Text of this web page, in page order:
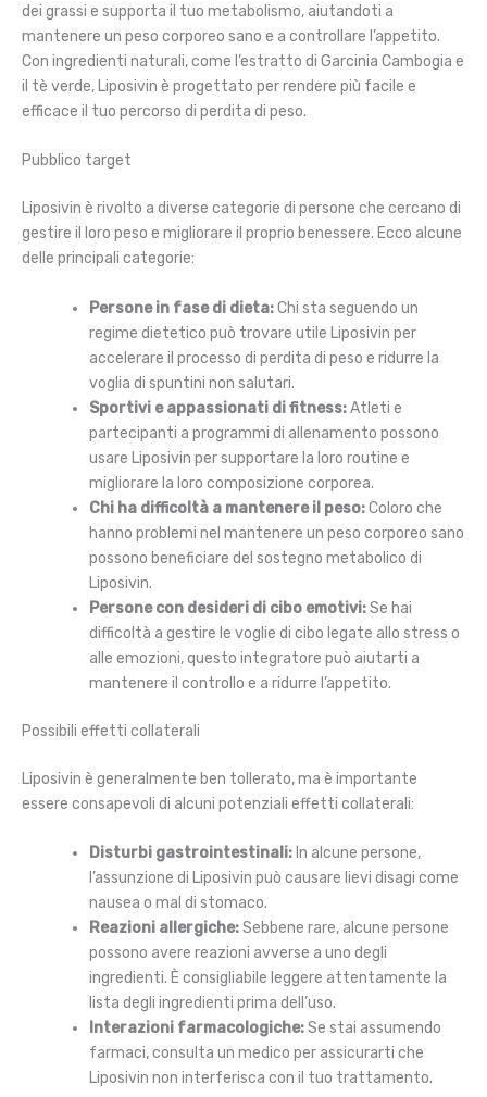
dei grassi e supporta il tuo metabolismo, aiutandoti a
mantenere un peso corporeo sano e a controllare l’appetito.
Con ingredienti naturali, come l’estratto di Garcinia Cambogia e
il tè verde, Liposivin è progettato per rendere più facile e
efficace il tuo percorso di perdita di peso.
Pubblico target
Liposivin è rivolto a diverse categorie di persone che cercano di
gestire il loro peso e migliorare il proprio benessere. Ecco alcune
delle principali categorie:
Persone in fase di dieta:Chi sta seguendo un
regime dietetico può trovare utile Liposivin per
accelerare il processo di perdita di peso e ridurre la
voglia di spuntini non salutari.
Sportivi e appassionati di fitness:Atleti e
partecipanti a programmi di allenamento possono
usare Liposivin per supportare la loro routine e
migliorare la loro composizione corporea.
Chi ha difficoltà a mantenere il peso:Coloro che
hanno problemi nel mantenere un peso corporeo sano
possono beneficiare del sostegno metabolico di
Liposivin.
Persone con desideri di cibo emotivi:Se hai
difficoltà a gestire le voglie di cibo legate allo stress o
alle emozioni, questo integratore può aiutarti a
mantenere il controllo e a ridurre l’appetito.
Possibili effetti collaterali
Liposivin è generalmente ben tollerato, ma è importante
essere consapevoli di alcuni potenziali effetti collaterali:
Disturbi gastrointestinali: In alcune persone,
l’assunzione di Liposivin può causare lievi disagi come
nausea o mal di stomaco.
Reazioni allergiche:Sebbene rare, alcune persone
possono avere reazioni avverse a uno degli
ingredienti. È consigliabile leggere attentamente la
lista degli ingredienti prima dell’uso.
Interazioni farmacologiche:Se stai assumendo
farmaci, consulta un medico per assicurarti che
Liposivin non interferisca con il tuo trattamento.